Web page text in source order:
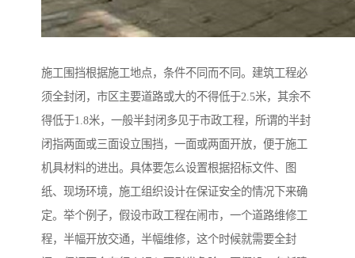
施工围挡根据施工地点，条件不同而不同。建筑工程必
须全封闭，市区主要道路或大的不得低于2.5米，其余不
得低于1.8米，一般半封闭多见于市政工程，所谓的半封
闭指两面或三面设立围挡，一面或两面开放，便于施工
机具材料的进出。具体要怎么设置根据招标文件、图
纸、现场环境，施工组织设计在保证安全的情况下来确
定。举个例子，假设市政工程在闹市，一个道路维修工
程，半幅开放交通，半幅维修，这个时候就需要全封